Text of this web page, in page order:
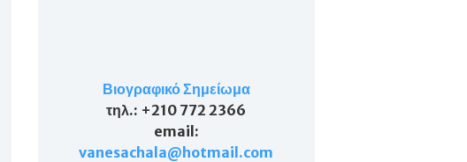
Βιογραφικό Σημείωμα
τηλ.: +210 772 2366
email:
vanesachala@hotmail.com